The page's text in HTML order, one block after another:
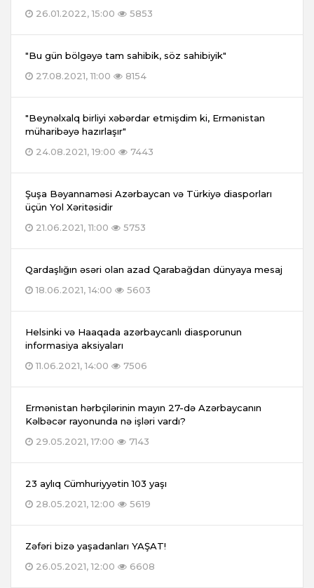
26.01.2022, 15:00
5853
"Bu gün bölgəyə tam sahibik, söz sahibiyik"
27.08.2021, 11:00
8154
"Beynəlxalq birliyi xəbərdar etmişdim ki, Ermənistan
müharibəyə hazırlaşır"
24.08.2021, 19:00
7443
Şuşa Bəyannaməsi Azərbaycan və Türkiyə diasporları
üçün Yol Xəritəsidir
21.06.2021, 11:00
5753
Qardaşlığın əsəri olan azad Qarabağdan dünyaya mesaj
18.06.2021, 14:00
5603
Helsinki və Haaqada azərbaycanlı diasporunun
informasiya aksiyaları
11.06.2021, 14:00
7506
Ermənistan hərbçilərinin mayın 27-də Azərbaycanın
Kəlbəcər rayonunda nə işləri vardı?
29.05.2021, 17:00
7143
23 aylıq Cümhuriyyətin 103 yaşı
28.05.2021, 12:00
5619
Zəfəri bizə yaşadanları YAŞAT!
26.05.2021, 12:00
6608